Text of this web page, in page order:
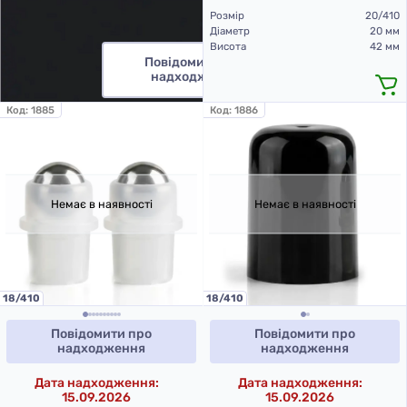
Повідомити про
надходження
Розмір
20/410
Діаметр
20 мм
Висота
42 мм
Немає в наявності
Код: 1885
18/410
Повідомити про
надходження
Дата надходження:
15.09.2026
Немає в наявності
Код: 1886
18/410
Повідомити про
надходження
Дата надходження:
15.09.2026